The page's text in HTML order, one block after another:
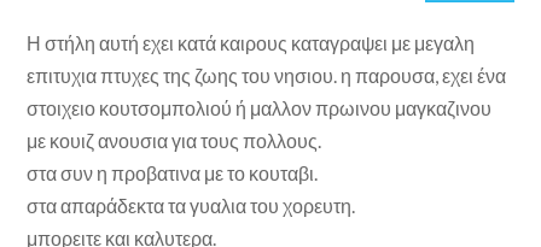
Η στήλη αυτή εχει κατά καιρους καταγραψει με μεγαλη
επιτυχια πτυχες της ζωης του νησιου. η παρουσα, εχει ένα
στοιχειο κουτσομπολιού ή μαλλον πρωινου μαγκαζινου
με κουιζ ανουσια για τους πολλους.
στα συν η προβατινα με το κουταβι.
στα απαράδεκτα τα γυαλια του χορευτη.
μπορειτε και καλυτερα.